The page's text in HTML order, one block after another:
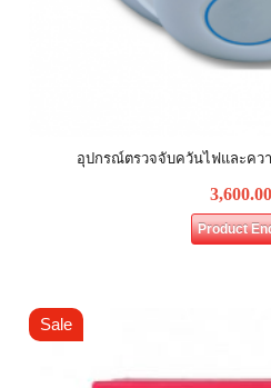
อุปกรณ์ตรวจจับควันไฟและควา
3,600.00
Product
Sale